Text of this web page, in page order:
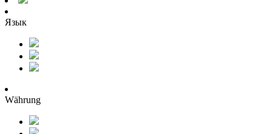
Язык
Währung